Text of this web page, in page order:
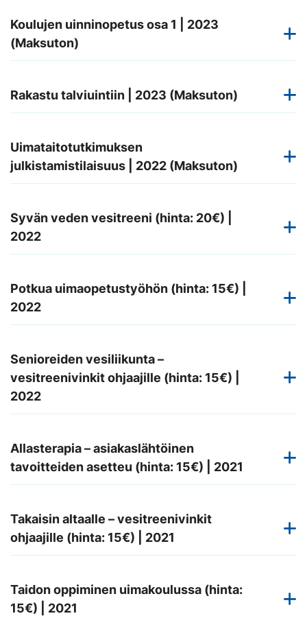
Koulujen uinninopetus osa 1 | 2023
(Maksuton)
Rakastu talviuintiin | 2023 (Maksuton)
Uimataitotutkimuksen
julkistamistilaisuus | 2022 (Maksuton)
Syvän veden vesitreeni (hinta: 20€) |
2022
Potkua uimaopetustyöhön (hinta: 15€) |
2022
Senioreiden vesiliikunta –
vesitreenivinkit ohjaajille (hinta: 15€) |
2022
Allasterapia – asiakaslähtöinen
tavoitteiden asetteu (hinta: 15€) | 2021
Takaisin altaalle – vesitreenivinkit
ohjaajille (hinta: 15€) | 2021
Taidon oppiminen uimakoulussa (hinta:
15€) | 2021